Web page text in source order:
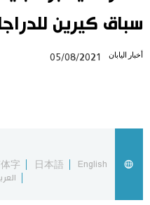
أحدث الموضوعات
سباق كيرين
أخبار اليابان 05/08/2021
English
日本語
字